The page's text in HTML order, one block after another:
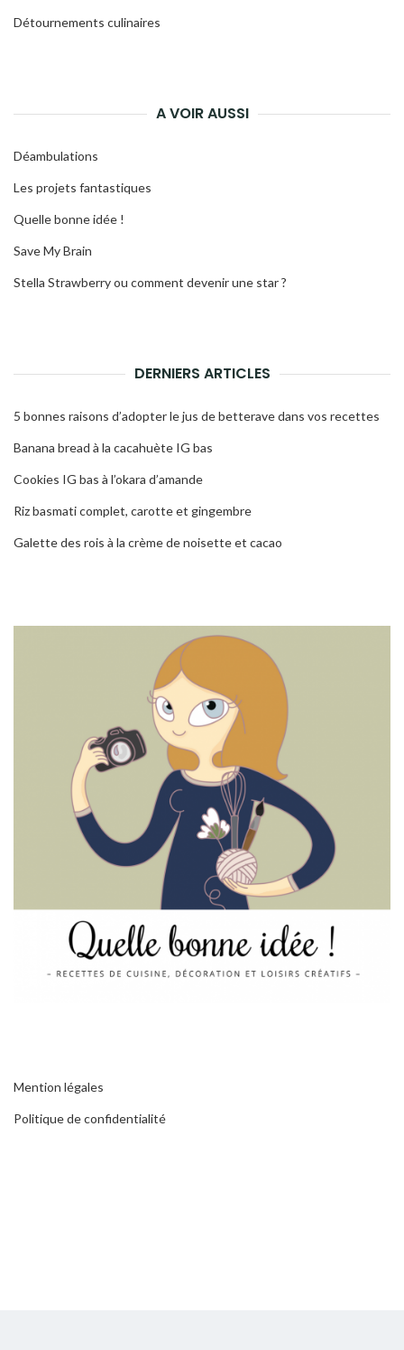
Détournements culinaires
A VOIR AUSSI
Déambulations
Les projets fantastiques
Quelle bonne idée !
Save My Brain
Stella Strawberry ou comment devenir une star ?
DERNIERS ARTICLES
5 bonnes raisons d’adopter le jus de betterave dans vos recettes
Banana bread à la cacahuète IG bas
Cookies IG bas à l’okara d’amande
Riz basmati complet, carotte et gingembre
Galette des rois à la crème de noisette et cacao
Mention légales
Politique de confidentialité